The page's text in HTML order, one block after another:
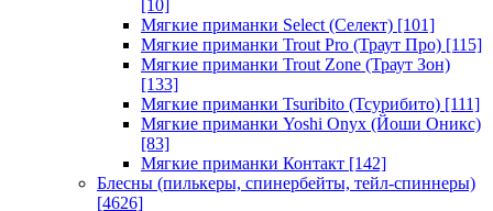
[10]
Мягкие приманки Select (Селект) [101]
Мягкие приманки Trout Pro (Траут Про) [115]
Мягкие приманки Trout Zone (Траут Зон)
[133]
Мягкие приманки Tsuribito (Тсурибито) [111]
Мягкие приманки Yoshi Onyx (Йоши Оникс)
[83]
Мягкие приманки Контакт [142]
Блесны (пилькеры, спинербейты, тейл-спиннеры)
[4626]